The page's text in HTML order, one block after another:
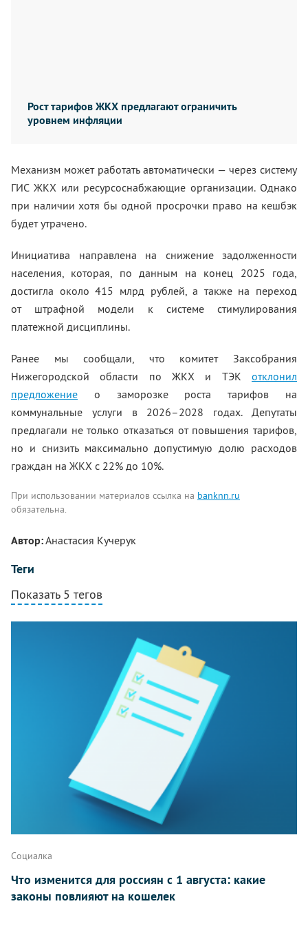
Рост тарифов ЖКХ предлагают ограничить
уровнем инфляции
Механизм может работать автоматически — через систему
ГИС ЖКХ или ресурсоснабжающие организации. Однако
при наличии хотя бы одной просрочки право на кешбэк
будет утрачено.
Инициатива направлена на снижение задолженности
населения, которая, по данным на конец 2025 года,
достигла около 415 млрд рублей, а также на переход
от штрафной модели к системе стимулирования
платежной дисциплины.
Ранее мы сообщали, что комитет Заксобрания
Нижегородской области по ЖКХ и ТЭК отклонил
предложение о заморозке роста тарифов на
коммунальные услуги в 2026–2028 годах. Депутаты
предлагали не только отказаться от повышения тарифов,
но и снизить максимально допустимую долю расходов
граждан на ЖКХ с 22% до 10%.
При использовании материалов ссылка на banknn.ru
обязательна.
Автор:Анастасия Кучерук
Теги
Показать 5 тегов
Написать
Социалка
Что изменится для россиян с 1 августа: какие
законы повлияют на кошелек